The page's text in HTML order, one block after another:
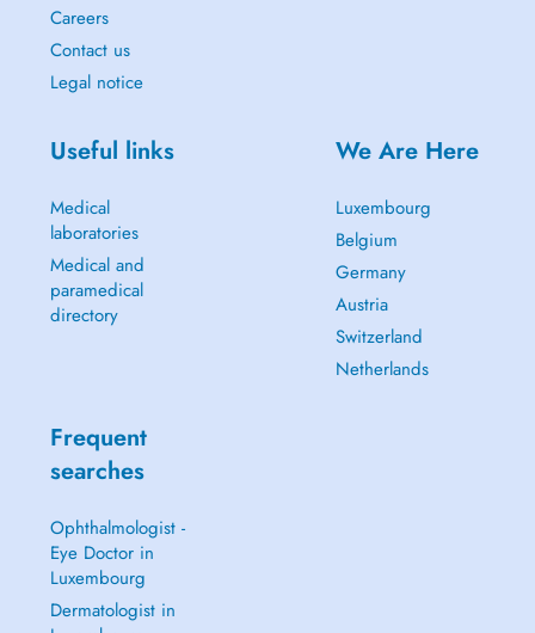
Careers
Contact us
Legal notice
Useful links
Medical
laboratories
Medical and
paramedical
directory
We Are Here
Luxembourg
Belgium
Germany
Austria
Switzerland
Netherlands
Frequent
searches
Ophthalmologist -
Eye Doctor in
Luxembourg
Dermatologist in